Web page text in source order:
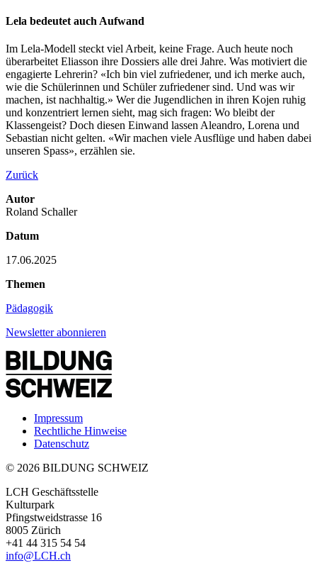
Lela bedeutet auch Aufwand
Im Lela-Modell steckt viel Arbeit, keine Frage. Auch heute noch
überarbeitet Eliasson ihre Dossiers alle drei Jahre. Was motiviert die
engagierte Lehrerin? «Ich bin viel zufriedener, und ich merke auch,
wie die Schülerinnen und Schüler zufriedener sind. Und was wir
machen, ist nachhaltig.» Wer die Jugendlichen in ihren Kojen ruhig
und konzentriert lernen sieht, mag sich fragen: Wo bleibt der
Klassengeist? Doch diesen Einwand lassen Aleandro, Lorena und
Sebastian nicht gelten. «Wir machen viele Ausflüge und haben dabei
unseren Spass», erzählen sie.
Zurück
Autor
Roland Schaller
Datum
17.06.2025
Themen
Pädagogik
Newsletter abonnieren
Impressum
Rechtliche Hinweise
Datenschutz
© 2026 BILDUNG SCHWEIZ
LCH Geschäftsstelle
Kulturpark
Pfingstweidstrasse 16
8005 Zürich
+41 44 315 54 54
info@LCH.ch